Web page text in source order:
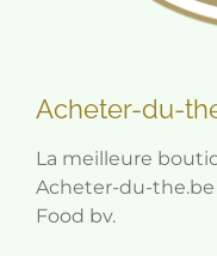
Acheter-du-
La meilleure
Acheter-du-
Food bv.